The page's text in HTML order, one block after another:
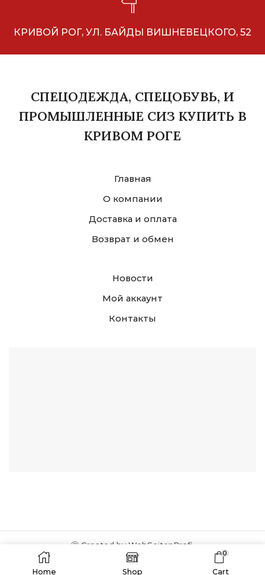
КРИВОЙ РОГ, УЛ. БАЙДЫ ВИШНЕВЕЦКОГО, 52
СПЕЦОДЕЖДА, СПЕЦОБУВЬ, И
ПРОМЫШЛЕННЫЕ СИЗ КУПИТЬ В
КРИВОМ РОГЕ
Главная
О компании
Доставка и оплата
Возврат и обмен
Новости
Мой аккаунт
Контакты
Ⓒ Created by WebSeitenProfi.
Home Shop
0
Cart